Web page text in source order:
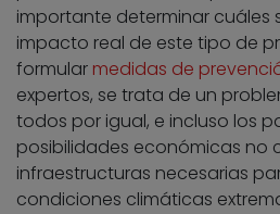
importante determinar cuáles
impacto real de este tipo de
formular medidas de
expertos, se trata de un
todos por igual, e incluso los
posibilidades económicas no
infraestructuras necesarias
condiciones climáticas